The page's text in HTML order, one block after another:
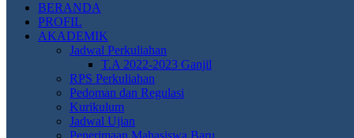
PBA IAIN GORONTALO
Prodi Pendidikan Bahasa Arab IAIN Gorontalo. Unggul Mandiri dan
BERANDA
PROFIL
AKADEMIK
Jadwal Perkuliahan
T.A 2022-2023 Ganjil
RPS Perkuliahan
Pedoman dan Regulasi
Kurikulum
Jadwal Ujian
Penerimaan Mahasiswa Baru